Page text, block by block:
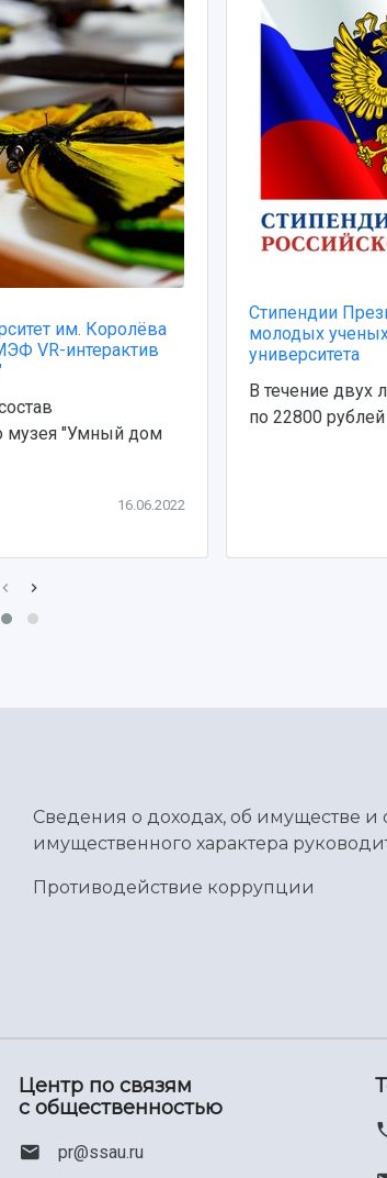
им. Королёва
VR-интерактив
музея "Умный дом
16.06.2022
Стипендии
молодых
университета
В течение двух
по 22800
Сведения о доходах, об имуществе и
имущественного характера
Противодействие коррупции
Центр по связям
с общественностью
pr@ssau.ru